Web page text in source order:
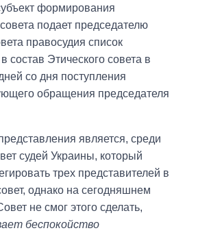
формирования
подает председателю
правосудия список
состав Этического совета в
со дня поступления
обращения председателя
является, среди
судей Украины, который
трех представителей в
однако на сегодняшнем
не смог этого сделать,
беспокойство